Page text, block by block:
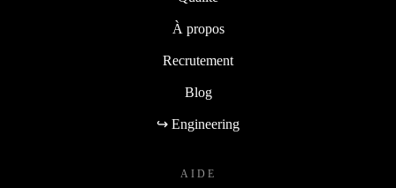
À propos
Recrutement
Blog
↪ Engineering
AIDE